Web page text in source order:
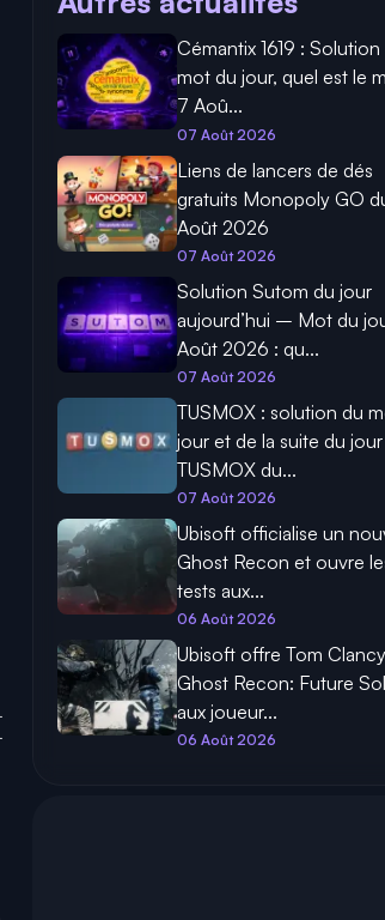
Cémantix 1619 : Solution
mot du jour, quel est le
7 Aoû...
07 Août 2026
Liens de lancers de dés
gratuits Monopoly GO
Août 2026
07 Août 2026
Solution Sutom du jour
aujourd’hui – Mot du
Août 2026 : qu...
07 Août 2026
TUSMOX : solution du
jour et de la suite du jour
TUSMOX du...
07 Août 2026
Ubisoft officialise un
Ghost Recon et ouvre
tests aux...
06 Août 2026
Ubisoft offre Tom
Ghost Recon: Future
aux joueur...
06 Août 2026